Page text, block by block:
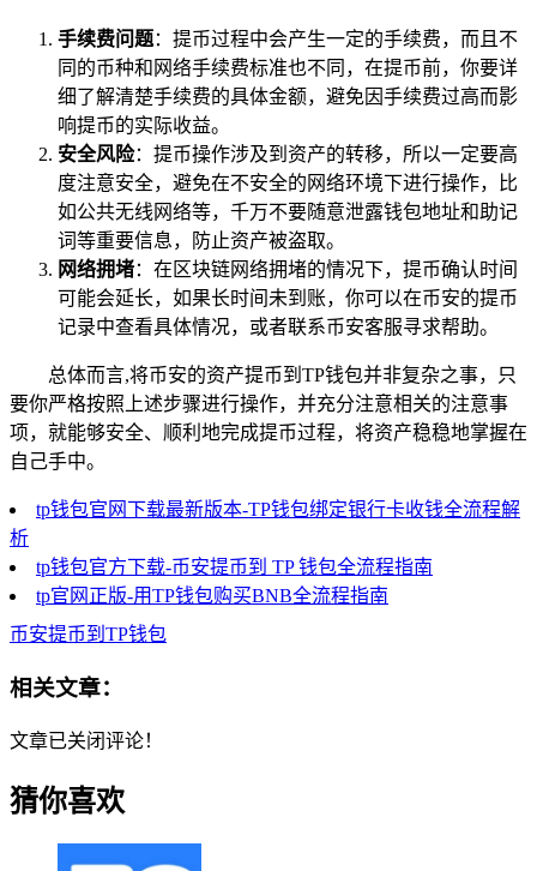
手续费问题：提币过程中会产生一定的手续费，而且不
同的币种和网络手续费标准也不同，在提币前，你要详
细了解清楚手续费的具体金额，避免因手续费过高而影
响提币的实际收益。
安全风险：提币操作涉及到资产的转移，所以一定要高
度注意安全，避免在不安全的网络环境下进行操作，比
如公共无线网络等，千万不要随意泄露钱包地址和助记
词等重要信息，防止资产被盗取。
网络拥堵：在区块链网络拥堵的情况下，提币确认时间
可能会延长，如果长时间未到账，你可以在币安的提币
记录中查看具体情况，或者联系币安客服寻求帮助。
总体而言,将币安的资产提币到TP钱包并非复杂之事，只
要你严格按照上述步骤进行操作，并充分注意相关的注意事
项，就能够安全、顺利地完成提币过程，将资产稳稳地掌握在
自己手中。
tp钱包官网下载最新版本-TP钱包绑定银行卡收钱全流程解
析
tp钱包官方下载-币安提币到 TP 钱包全流程指南
tp官网正版-用TP钱包购买BNB全流程指南
币安提币到TP钱包
相关文章：
文章已关闭评论！
猜你喜欢